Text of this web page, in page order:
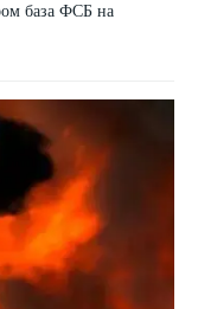
база ФСБ на